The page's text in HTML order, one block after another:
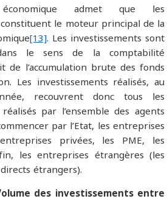
admet que les
le moteur principal de la
[13]. Les investissements sont
le sens de la comptabilité
de l’accumulation brute des fonds
Les investissements réalisés, au
recouvrent donc tous les
par l’ensemble des agents
par l’Etat, les entreprises
privées, les PME, les
les entreprises étrangères (les
étrangers).
des investissements entre